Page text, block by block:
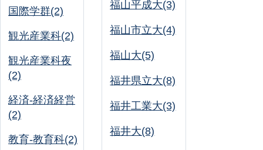
国際学群(2)
観光産業科(2)
観光産業科夜
(2)
経済-経済経営
(2)
教育-教育科(2)
福山平成大(3)
福山市立大(4)
福山大(5)
福井県立大(8)
福井工業大(3)
福井大(8)